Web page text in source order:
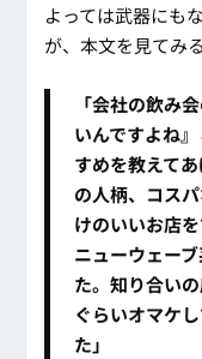
よっては武器にも
が、本文を見てみ
「会社の飲み
いんですよね
すめを教えて
の人柄、コス
けのいいお店
ニューウェー
た。知り合い
ぐらいオマケ
た」